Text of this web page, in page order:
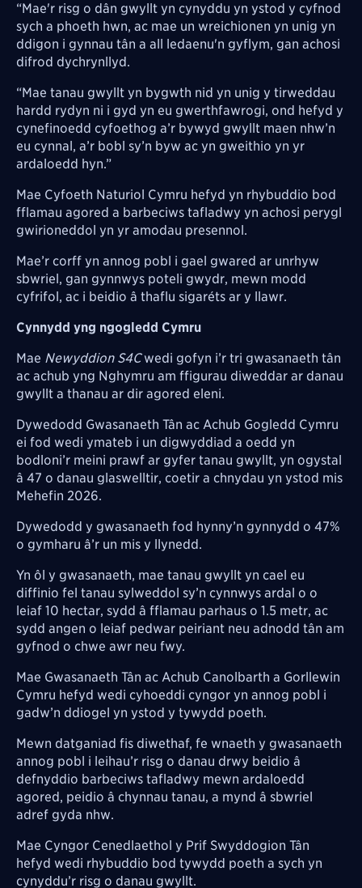
“Mae'r risg o dân gwyllt yn cynyddu yn ystod y cyfnod
sych a phoeth hwn, ac mae un wreichionen yn unig yn
ddigon i gynnau tân a all ledaenu'n gyflym, gan achosi
difrod dychrynllyd.
“Mae tanau gwyllt yn bygwth nid yn unig y tirweddau
hardd rydyn ni i gyd yn eu gwerthfawrogi, ond hefyd y
cynefinoedd cyfoethog a’r bywyd gwyllt maen nhw’n
eu cynnal, a’r bobl sy’n byw ac yn gweithio yn yr
ardaloedd hyn.”
Mae Cyfoeth Naturiol Cymru hefyd yn rhybuddio bod
fflamau agored a barbeciws tafladwy yn achosi perygl
gwirioneddol yn yr amodau presennol.
Mae’r corff yn annog pobl i gael gwared ar unrhyw
sbwriel, gan gynnwys poteli gwydr, mewn modd
cyfrifol, ac i beidio â thaflu sigaréts ar y llawr.
Cynnydd yng ngogledd Cymru
Mae Newyddion S4Cwedi gofyn i’r tri gwasanaeth tân
ac achub yng Nghymru am ffigurau diweddar ar danau
gwyllt a thanau ar dir agored eleni.
Dywedodd Gwasanaeth Tân ac Achub Gogledd Cymru
ei fod wedi ymateb i un digwyddiad a oedd yn
bodloni’r meini prawf ar gyfer tanau gwyllt, yn ogystal
â 47 o danau glaswelltir, coetir a chnydau yn ystod mis
Mehefin 2026.
Dywedodd y gwasanaeth fod hynny’n gynnydd o 47%
o gymharu â’r un mis y llynedd.
Yn ôl y gwasanaeth, mae tanau gwyllt yn cael eu
diffinio fel tanau sylweddol sy’n cynnwys ardal o o
leiaf 10 hectar, sydd â fflamau parhaus o 1.5 metr, ac
sydd angen o leiaf pedwar peiriant neu adnodd tân am
gyfnod o chwe awr neu fwy.
Mae Gwasanaeth Tân ac Achub Canolbarth a Gorllewin
Cymru hefyd wedi cyhoeddi cyngor yn annog pobl i
gadw’n ddiogel yn ystod y tywydd poeth.
Mewn datganiad fis diwethaf, fe wnaeth y gwasanaeth
annog pobl i leihau’r risg o danau drwy beidio â
defnyddio barbeciws tafladwy mewn ardaloedd
agored, peidio â chynnau tanau, a mynd â sbwriel
adref gyda nhw.
Mae Cyngor Cenedlaethol y Prif Swyddogion Tân
hefyd wedi rhybuddio bod tywydd poeth a sych yn
cynyddu’r risg o danau gwyllt.